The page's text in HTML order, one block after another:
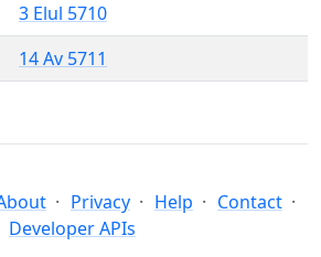
3 Elul 5710
14 Av 5711
Privacy Help
Contact
Developer APIs